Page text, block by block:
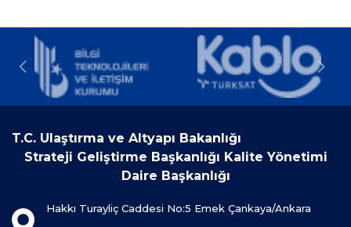
T.C. Ulaştırma ve Altyapı Bakanlığı
Strateji Geliştirme Başkanlığı Kalite Yönetimi
Daire Başkanlığı
Hakkı Turayliç Caddesi No:5 Emek Çankaya/Ankara